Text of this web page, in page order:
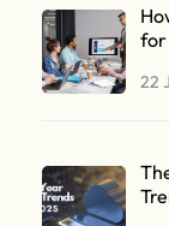
for
22